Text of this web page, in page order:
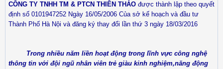
CÔNG TY TNHH TM & PTCN THIÊN THẢO được thành lập theo quyết
định số 0101947252 Ngày 16/05/2006 Của sở kế hoạch và đầu tư
Thành Phố Hà Nội và đăng ký thay đổi lần thứ 3 ngày 18/03/2016
Trong nhiều năm liền hoạt động trong lĩnh vực công nghệ
thông tin với đội ngũ nhân viên trẻ giàu kinh nghiệm,năng động